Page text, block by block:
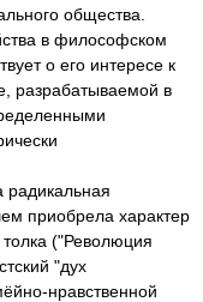
общества.
в философском
о его интересе к
разрабатываемой в
приобрела характер
толка ("Революция
"дух
нравственной